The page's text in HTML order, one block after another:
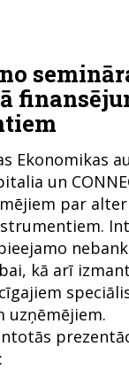
Ekonomikas
un
par
kā arī
uzņēmējiem.